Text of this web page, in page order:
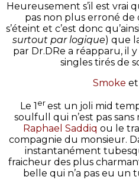
Heureusement s’il est vrai
pas non plus erroné de
s’éteint et c’est donc
surtout par logique) que
par Dr.DRe a réapparu, il
singles tirés de
Smoke et
Le 1 erest un joli mid
soulfull qui n’est pas
Raphael Saddiq ou le
compagnie du monsieur.
instantanément
fraicheur des plus
belle qui n’a pas eu un